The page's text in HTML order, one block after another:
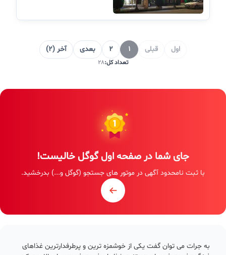
اول قبلی 1
2 بعدی آخر (2)
تعداد کل:28
جای شما در صفحه اول گوگل خالیست!
با ثبت نامحدود آگهی در موتور های جستجو (گوگل و...) بدرخشید.
به جرات می توان گفت یکی از خوشمزه ترین و پرطرفدارترین غذاهای